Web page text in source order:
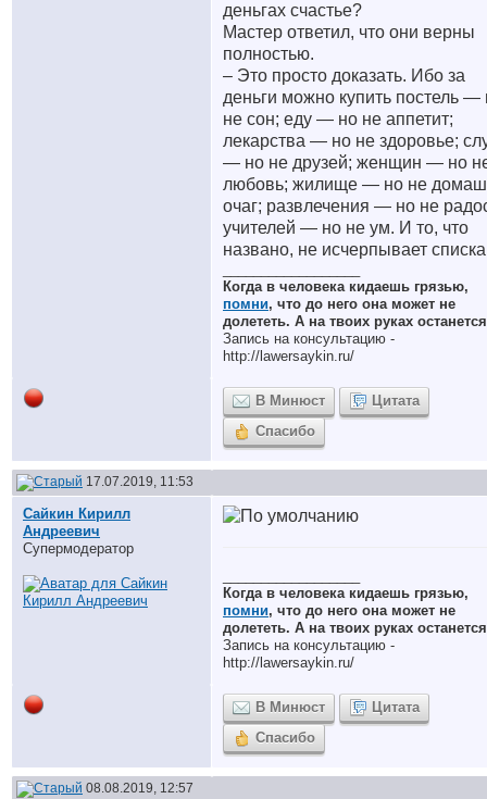
деньгах счастье?
Мастер ответил, что они верны
полностью.
– Это просто доказать. Ибо за
деньги можно купить постель —
не сон; еду — но не аппетит;
лекарства — но не здоровье;
— но не друзей; женщин — но
любовь; жилище — но не
очаг; развлечения — но не
учителей — но не ум. И то, что
названо, не исчерпывает
Когда в человека кидаешь грязью,
помни, что до него она может не
долететь. А на твоих руках
Запись на консультацию -
http://lawersaykin.ru/
В Минюст
Цитата
Спасибо
17.07.2019, 11:53
Сайкин Кирилл
Андреевич
Супермодератор
Когда в человека кидаешь грязью,
помни, что до него она может не
долететь. А на твоих руках
Запись на консультацию -
http://lawersaykin.ru/
В Минюст
Цитата
Спасибо
08.08.2019, 12:57